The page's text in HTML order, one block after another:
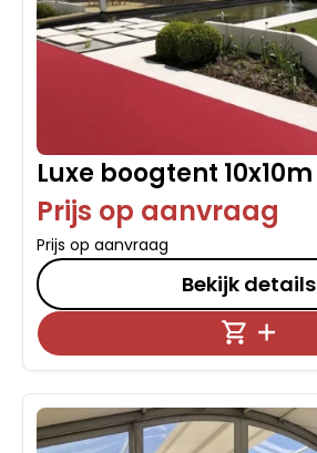
Luxe boogtent 10x10m
Prijs op aanvraag
Prijs op aanvraag
Bekijk details